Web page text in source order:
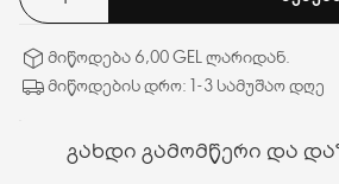
მიწოდება 6,00 GEL ლარიდან.
მიწოდების დრო: 1-3 სამუშაო დღე
გახდი გამომწერი და